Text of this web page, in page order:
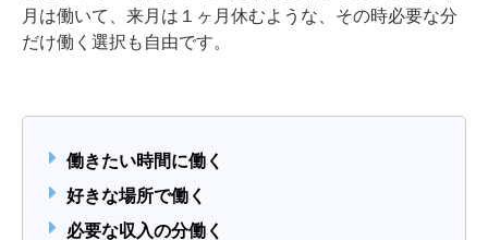
月は働いて、来月は１ヶ月休むような、その時必要な分
だけ働く選択も自由です。
働きたい時間に働く
好きな場所で働く
必要な収入の分働く